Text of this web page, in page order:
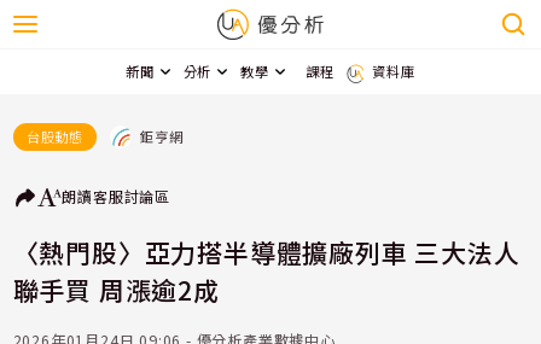
新聞 分析 教學 課程 資料庫
台股動態 鉅亨網
朗讀客服討論區
〈熱門股〉亞力搭半導體擴廠列車 三大法人
聯手買 周漲逾2成